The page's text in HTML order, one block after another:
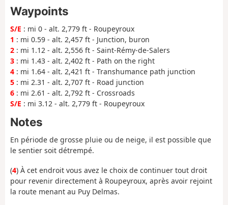
Waypoints
S/E : mi 0 - alt. 2,779 ft - Roupeyroux
1 : mi 0.59 - alt. 2,457 ft - Junction, buron
2 : mi 1.12 - alt. 2,556 ft - Saint-Rémy-de-Salers
3 : mi 1.43 - alt. 2,402 ft - Path on the right
4 : mi 1.64 - alt. 2,421 ft - Transhumance path junction
5 : mi 2.31 - alt. 2,707 ft - Road junction
6 : mi 2.61 - alt. 2,792 ft - Crossroads
S/E : mi 3.12 - alt. 2,779 ft - Roupeyroux
Notes
En période de grosse pluie ou de neige, il est possible que
le sentier soit détrempé.
(4) À cet endroit vous avez le choix de continuer tout droit
pour revenir directement à Roupeyroux, après avoir rejoint
la route menant au Puy Delmas.